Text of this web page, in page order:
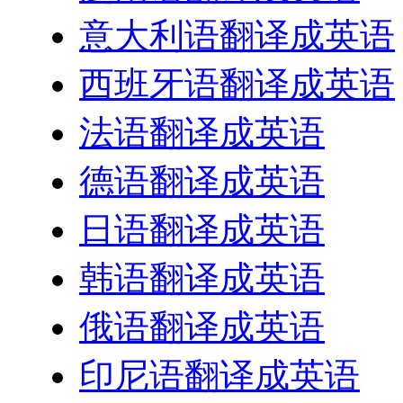
意大利语翻译成英语
西班牙语翻译成英语
法语翻译成英语
德语翻译成英语
日语翻译成英语
韩语翻译成英语
俄语翻译成英语
印尼语翻译成英语